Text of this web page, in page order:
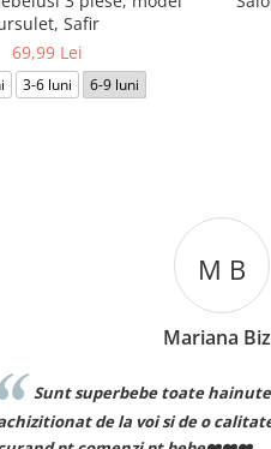
Safir
69,99 Lei
3-6 luni 6-9 luni
C T
Cosmin
Recomand cu drag!